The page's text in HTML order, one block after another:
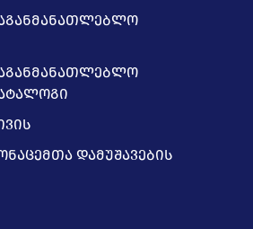
ᲓᲐᲛᲣᲨᲐᲕᲔᲑᲘᲡ